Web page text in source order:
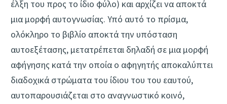
έλξη του προς το ίδιο φύλο) και αρχίζει να αποκτά
μια μορφή αυτογνωσίας. Υπό αυτό το πρίσμα,
ολόκληρο το βιβλίο αποκτά την υπόσταση
αυτοεξέτασης, μετατρέπεται δηλαδή σε μια μορφή
αφήγησης κατά την οποία ο αφηγητής αποκαλύπτει
διαδοχικά στρώματα του ίδιου του του εαυτού,
αυτοπαρουσιάζεται στο αναγνωστικό κοινό,